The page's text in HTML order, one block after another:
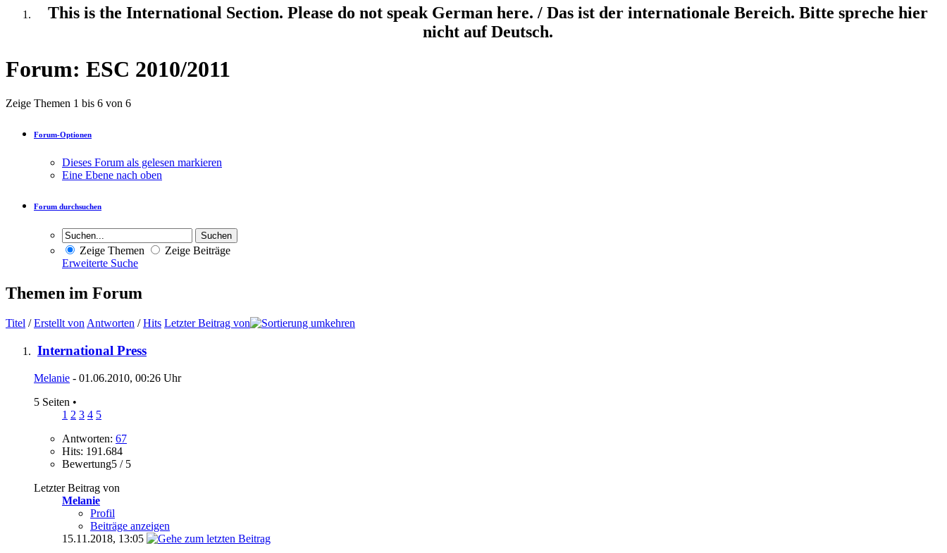
This is the International Section. Please do not speak German here. / Das ist der internationale Bereich. Bitte spreche hier
nicht auf Deutsch.
Forum: ESC 2010/2011
Zeige Themen 1 bis 6 von 6
Forum-Optionen
Dieses Forum als gelesen markieren
Eine Ebene nach oben
Forum durchsuchen
Zeige Themen
Zeige Beiträge
Erweiterte Suche
Themen im Forum
Titel /Erstellt von Antworten /Hits Letzter Beitrag von
International Press
Melanie - 01.06.2010, 00:26 Uhr
5 Seiten •
1 2 3 4 5
Antworten: 67
Hits: 191.684
Bewertung5 / 5
Letzter Beitrag von
Melanie
Profil
Beiträge anzeigen
15.11.2018, 13:05